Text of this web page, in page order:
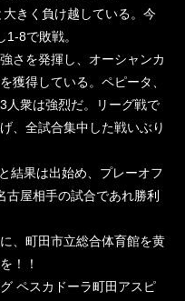
きく負け越している。今
8で敗戦。
さを発揮し、オーシャンカ
獲得している。ペピータ、
人衆は強烈だ。リーグ戦で
、全試合集中した戦いぶり
結果は出始め、プレーオフ
屋相手の試合であれ勝利
、町田市立総合体育館を黄
！！
ペスカドーラ町田アスピ